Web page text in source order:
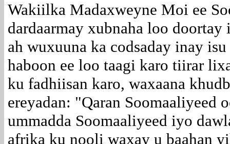
Wakiilka Madaxweyne Moi ee
dardaarmay xubnaha loo
ah wuxuuna ka codsaday inay
haboon ee loo taagi karo tiirar
ku fadhiisan karo, waxaana
ereyadan: "Qaran
ummadda Soomaaliyeed iyo
afrika ku nooli waxay u baahan